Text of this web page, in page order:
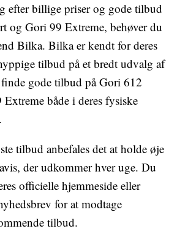
efter billige priser og gode tilbud
og Gori 99 Extreme, behøver du
Bilka. Bilka er kendt for deres
tilbud på et bredt udvalg af
gode tilbud på Gori 612
både i deres fysiske
tilbud anbefales det at holde øje
der udkommer hver uge. Du
officielle hjemmeside eller
for at modtage
tilbud.